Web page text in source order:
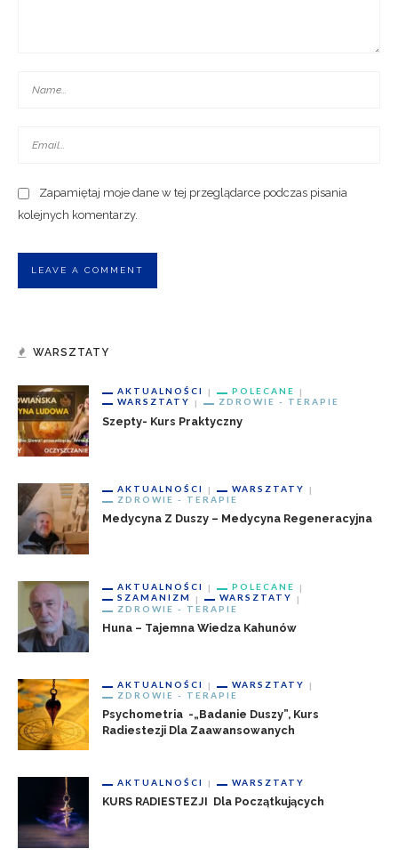
Zapamiętaj moje dane w tej przeglądarce podczas pisania
kolejnych komentarzy.
WARSZTATY
AKTUALNOŚCI
POLECANE
WARSZTATY
ZDROWIE - TERAPIE
Szepty- Kurs Praktyczny
AKTUALNOŚCI
WARSZTATY
ZDROWIE - TERAPIE
Medycyna Z Duszy – Medycyna Regeneracyjna
AKTUALNOŚCI
POLECANE
SZAMANIZM
WARSZTATY
ZDROWIE - TERAPIE
Huna – Tajemna Wiedza Kahunów
AKTUALNOŚCI
WARSZTATY
ZDROWIE - TERAPIE
Psychometria -„badanie Duszy”, Kurs
Radiestezji Dla Zaawansowanych
AKTUALNOŚCI WARSZTATY
KURS RADIESTEZJI Dla Początkujących